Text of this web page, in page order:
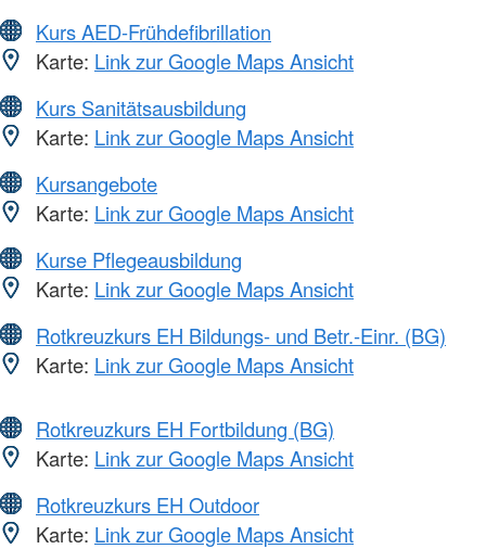
Kurs AED-Frühdefibrillation
Karte: Link zur Google Maps Ansicht
Kurs Sanitätsausbildung
Karte: Link zur Google Maps Ansicht
Kursangebote
Karte: Link zur Google Maps Ansicht
Kurse Pflegeausbildung
Karte: Link zur Google Maps Ansicht
Rotkreuzkurs EH Bildungs- und Betr.-Einr. (BG)
Karte: Link zur Google Maps Ansicht
Rotkreuzkurs EH Fortbildung (BG)
Karte: Link zur Google Maps Ansicht
Rotkreuzkurs EH Outdoor
Karte: Link zur Google Maps Ansicht